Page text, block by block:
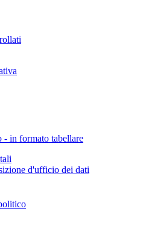
- in formato tabellare
d'ufficio dei dati